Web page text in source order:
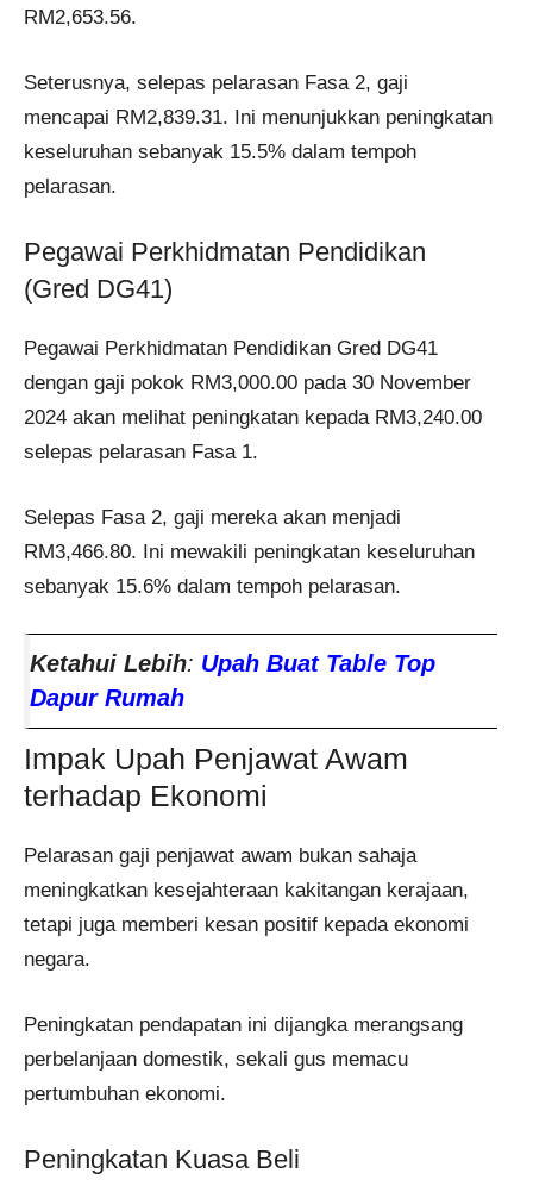
RM2,653.56.
Seterusnya, selepas pelarasan Fasa 2, gaji
mencapai RM2,839.31. Ini menunjukkan peningkatan
keseluruhan sebanyak 15.5% dalam tempoh
pelarasan.
Pegawai Perkhidmatan Pendidikan
(Gred DG41)
Pegawai Perkhidmatan Pendidikan Gred DG41
dengan gaji pokok RM3,000.00 pada 30 November
2024 akan melihat peningkatan kepada RM3,240.00
selepas pelarasan Fasa 1.
Selepas Fasa 2, gaji mereka akan menjadi
RM3,466.80. Ini mewakili peningkatan keseluruhan
sebanyak 15.6% dalam tempoh pelarasan.
Ketahui Lebih: Upah Buat Table Top
Dapur Rumah
Impak Upah Penjawat Awam
terhadap Ekonomi
Pelarasan gaji penjawat awam bukan sahaja
meningkatkan kesejahteraan kakitangan kerajaan,
tetapi juga memberi kesan positif kepada ekonomi
negara.
Peningkatan pendapatan ini dijangka merangsang
perbelanjaan domestik, sekali gus memacu
pertumbuhan ekonomi.
Peningkatan Kuasa Beli